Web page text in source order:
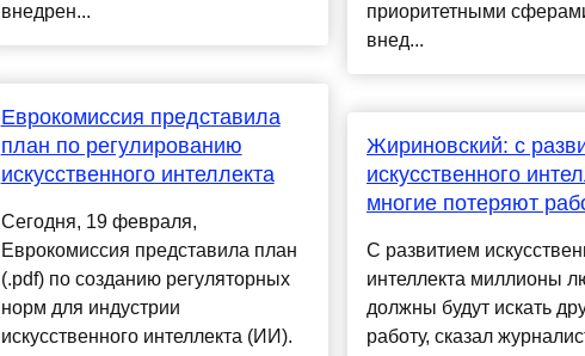
внедрен...
Еврокомиссия представила
план по регулированию
искусственного интеллекта
Cегодня, 19 февраля,
Еврокомиссия представила план
(.pdf) по созданию регуляторных
норм для индустрии
искусственного интеллекта (ИИ).
приоритетными
внед...
Жириновский: с
искусственного
многие потеряют
С развитием
интеллекта миллионы
должны будут искать
работу, сказал